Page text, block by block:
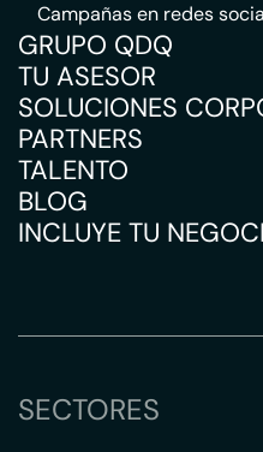
Campañas en redes
GRUPO QDQ
TU ASESOR
SOLUCIONES
PARTNERS
TALENTO
BLOG
INCLUYE TU
SECTORES